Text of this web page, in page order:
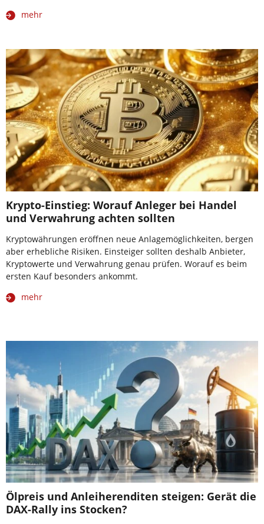
mehr
Krypto-Einstieg: Worauf Anleger bei Handel
und Verwahrung achten sollten
Kryptowährungen eröffnen neue Anlagemöglichkeiten, bergen
aber erhebliche Risiken. Einsteiger sollten deshalb Anbieter,
Kryptowerte und Verwahrung genau prüfen. Worauf es beim
ersten Kauf besonders ankommt.
mehr
Ölpreis und Anleiherenditen steigen: Gerät die
DAX-Rally ins Stocken?